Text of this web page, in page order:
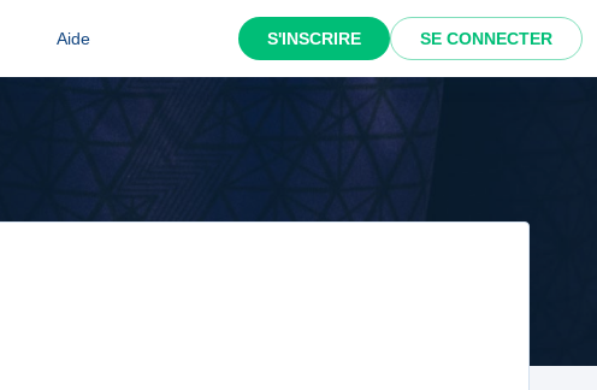
Aide S'INSCRIRE SE CONNECTER